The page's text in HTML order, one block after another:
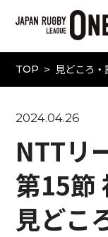
TOP 見どころ
2024.04.26
NTTリ
第15節
見どこ